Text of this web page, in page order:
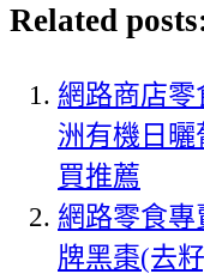
Related
網路商店
洲有機日曬
買推薦
網路零食
牌黑棗(去